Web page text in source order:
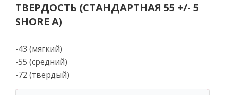
ТВЕРДОСТЬ (СТАНДАРТНАЯ 55 +/- 5
SHORE A)
-43 (мягкий)
-55 (средний)
-72 (твердый)